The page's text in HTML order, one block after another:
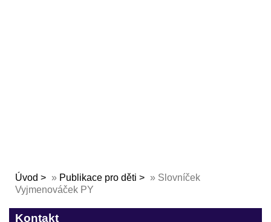
Úvod » Publikace pro děti » Slovníček
Vyjmenováček PY
Kontakt